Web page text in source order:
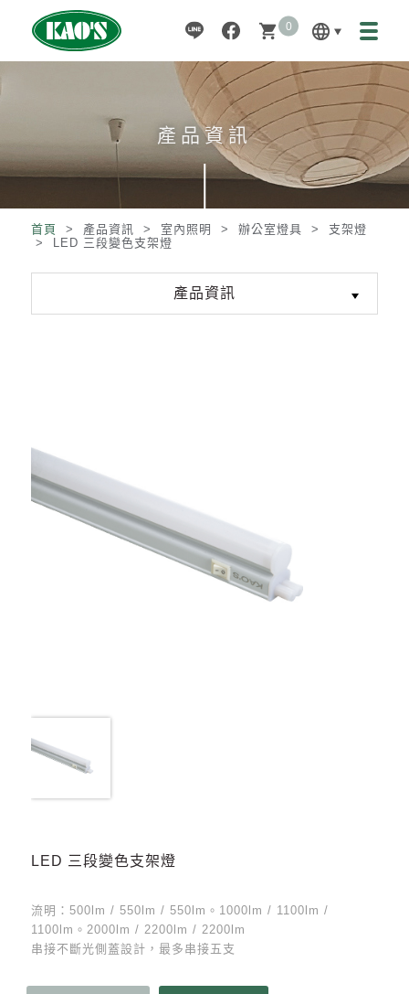
language
shopping_cart 0
產品資訊
首頁 > 產品資訊 > 室內照明 > 辦公室燈具 > 支架燈
>
LED 三段變色支架燈
產品資訊
LED 三段變色支架燈
流明：500lm / 550lm / 550lm。1000lm / 1100lm /
1100lm。2000lm / 2200lm / 2200lm
串接不斷光側蓋設計，最多串接五支